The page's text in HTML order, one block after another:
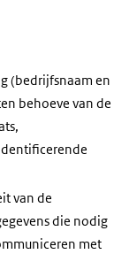
(bedrijfsnaam en
behoeve van de
van de
die nodig
met